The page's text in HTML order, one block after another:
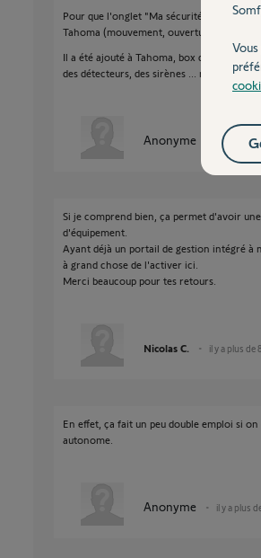
Pour que l'onglet "Ma sécurité"
Tahoma (mouvement, ouverture ...)
Il a été ajouté à Tahoma, box domotique à
des détecteurs, des sirènes ... mais
Anonyme il y a plus
Si je comprend bien, ça permet d'avoir
d'équipement.
Ayant déjà un portail de gestion intégré à
à grand chose de l'activer ici.
Merci beaucoup pour tes retours.
Nicolas C. il y a plus de
En effet, ça fait un peu double emploi si
autonome.
Anonyme il y a plus